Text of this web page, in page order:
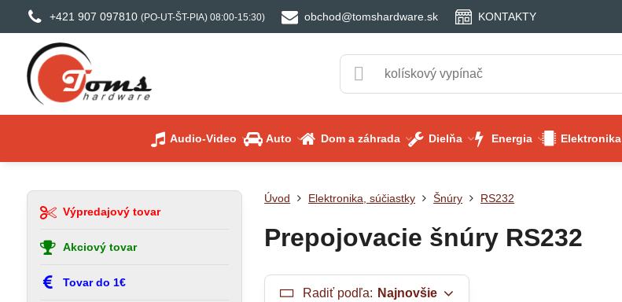
+421 907 097810 (PO-UT-ŠT-PIA) 08:00-15:30) obchod@tomshardware.sk KONTAKTY
Audio-Video Auto Dom a záhrada Dielňa Energia Elektronika
Úvod Elektronika, súčiastky Šnúry RS232
Prepojovacie šnúry RS232
Radiť podľa: Najnovšie
Výpredajový tovar
Akciový tovar
Tovar do 1€